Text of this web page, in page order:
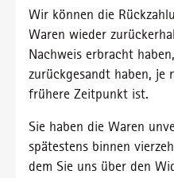
Wir können die
Waren wieder
Nachweis erbracht
zurückgesandt haben, je
frühere Zeitpunkt ist.
Sie haben die Waren
spätestens binnen
dem Sie uns über den